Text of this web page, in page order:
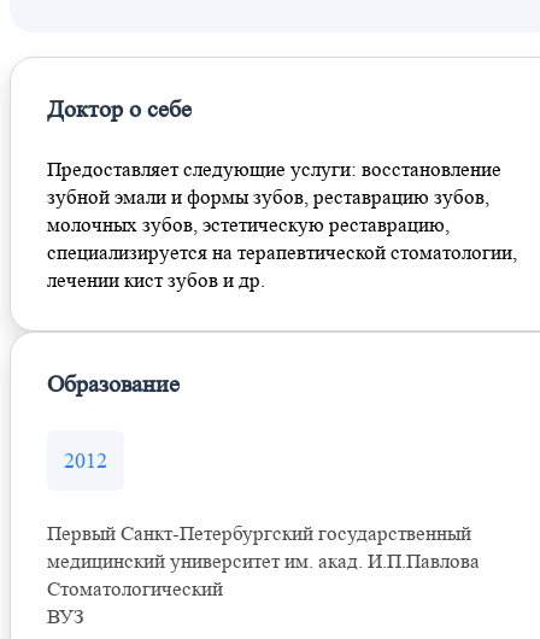
Доктор о себе
Предоставляет следующие услуги: восстановление
зубной эмали и формы зубов, реставрацию зубов,
молочных зубов, эстетическую реставрацию,
специализируется на терапевтической стоматологии,
лечении кист зубов и др.
Образование
2012
Первый Санкт-Петербургский государственный
медицинский университет им. акад. И.П.Павлова
Стоматологический
ВУЗ